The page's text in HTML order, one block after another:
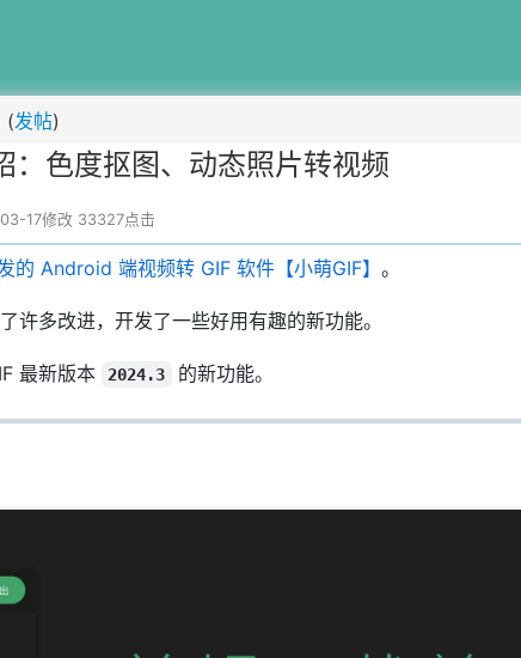
(发帖)
色度抠图、动态照片转视频
17修改 33327点击
的 Android 端视频转 GIF 软件【小萌GIF】 。
许多改进，开发了一些好用有趣的新功能。
最新版本 2024.3 的新功能。